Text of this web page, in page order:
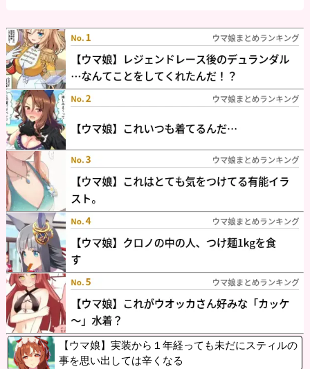
【ウマ娘】実装から１年経っても未だにスティルの
事を思い出しては辛くなる